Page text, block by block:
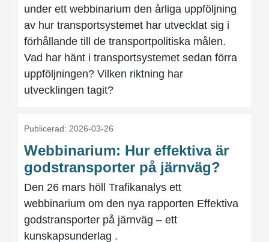
under ett webbinarium den årliga uppföljning
av hur transportsystemet har utvecklat sig i
förhållande till de transportpolitiska målen.
Vad har hänt i transportsystemet sedan förra
uppföljningen? Vilken riktning har
utvecklingen tagit?
Publicerad: 2026-03-26
Webbinarium: Hur effektiva är
godstransporter på järnväg?
Den 26 mars höll Trafikanalys ett
webbinarium om den nya rapporten Effektiva
godstransporter på järnväg – ett
kunskapsunderlag .